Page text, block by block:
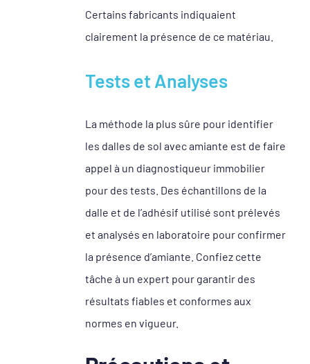
Certains fabricants indiquaient
clairement la présence de ce matériau.
Tests et Analyses
La méthode la plus sûre pour identifier
les dalles de sol avec amiante est de faire
appel à un diagnostiqueur immobilier
pour des tests. Des échantillons de la
dalle et de l’adhésif utilisé sont prélevés
et analysés en laboratoire pour confirmer
la présence d’amiante. Confiez cette
tâche à un expert pour garantir des
résultats fiables et conformes aux
normes en vigueur.